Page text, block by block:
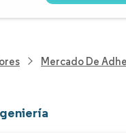
Mercado De